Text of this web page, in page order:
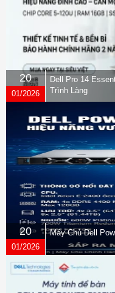
20
01/2026
Dell Pro 14
Trình Làng
20
01/2026
Máy Chủ Dell